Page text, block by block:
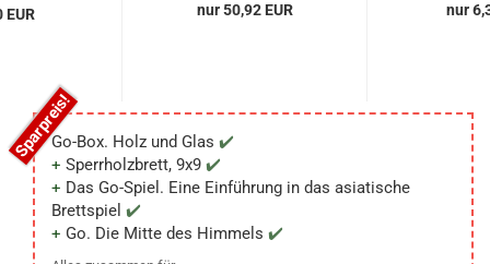
EUR nur 50,92 EUR nur
Go-Box. Holz und Glas
Sperrholzbrett, 9x9
Das Go-Spiel. Eine Einführung in das asiatische
Brettspiel
Go. Die Mitte des Himmels